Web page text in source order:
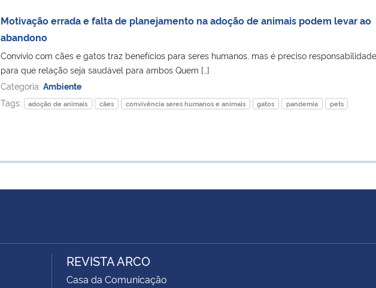
Motivação errada e falta de planejamento na adoção de animais podem levar ao
abandono
Convívio com cães e gatos traz benefícios para seres humanos, mas é preciso responsabilidade
para que relação seja saudável para ambos Quem […]
Categoria: Ambiente
Tags:
adoção de animais cães convivência seres humanos e animais gatos pandemia pets
REVISTA ARCO
Casa da Comunicação